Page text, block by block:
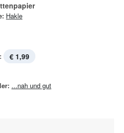
Hakle
€ 1,99
...nah und gut